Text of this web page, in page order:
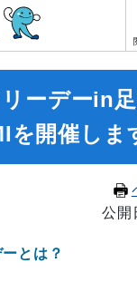
ーデーin
を開催しま
公開
とは？